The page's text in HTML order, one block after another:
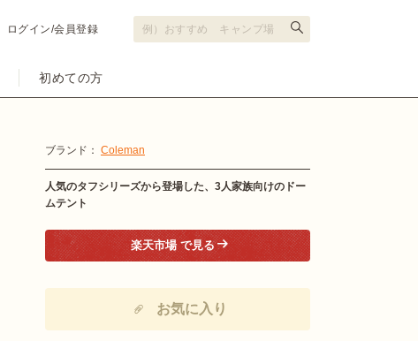
ログイン/会員登録
初めての方
ブランド： Coleman
人気のタフシリーズから登場した、3人家族向けのドー
ムテント
楽天市場 で見る
お気に入り